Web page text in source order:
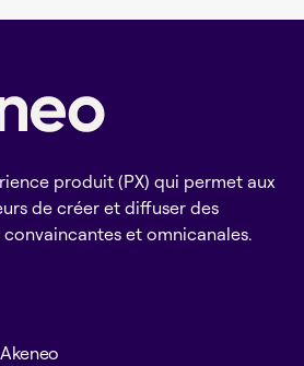
produit (PX) qui permet aux
de créer et diffuser des
et omnicanales.